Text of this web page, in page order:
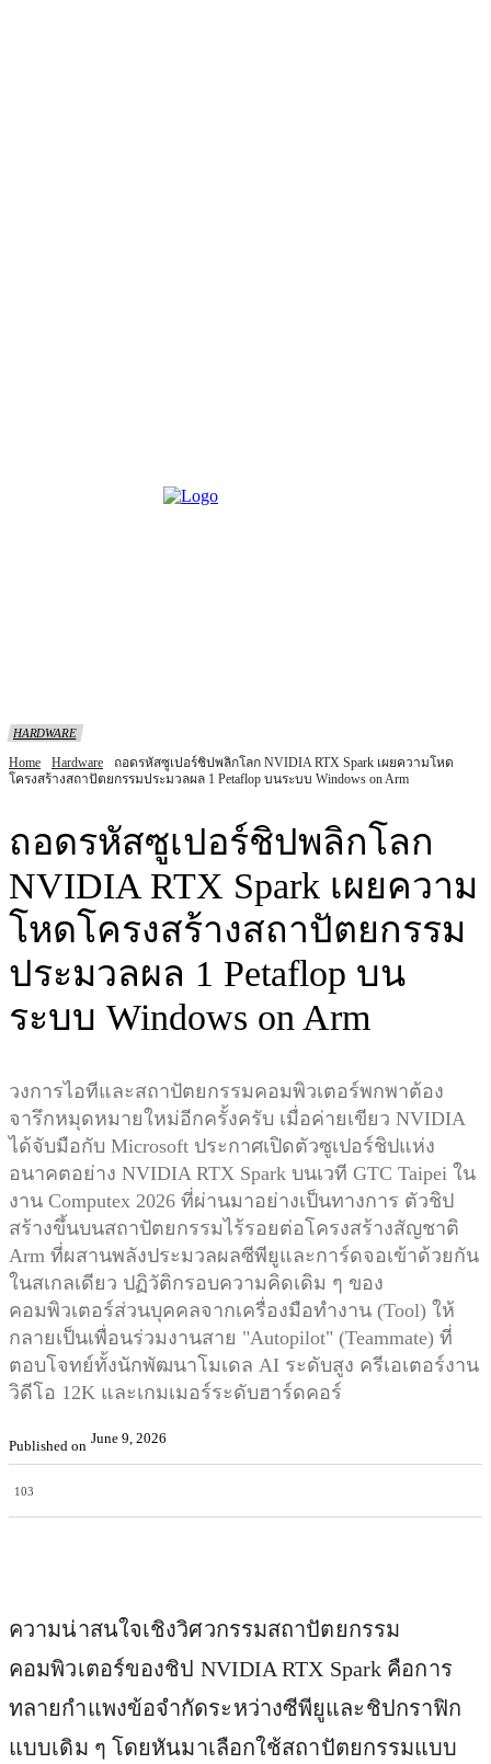
HARDWARE
Home Hardware
ถอดรหัสซูเปอร์ชิปพลิกโลก NVIDIA RTX Spark เผยความโหด
โครงสร้างสถาปัตยกรรมประมวลผล 1 Petaflop บนระบบ Windows on Arm
ถอดรหัสซูเปอร์ชิปพลิกโลก
NVIDIA RTX Spark เผยความ
โหดโครงสร้างสถาปัตยกรรม
ประมวลผล 1 Petaflop บน
ระบบ Windows on Arm
วงการไอทีและสถาปัตยกรรมคอมพิวเตอร์พกพาต้อง
จารึกหมุดหมายใหม่อีกครั้งครับ เมื่อค่ายเขียว NVIDIA
ได้จับมือกับ Microsoft ประกาศเปิดตัวซูเปอร์ชิปแห่ง
อนาคตอย่าง NVIDIA RTX Spark บนเวที GTC Taipei ใน
งาน Computex 2026 ที่ผ่านมาอย่างเป็นทางการ ตัวชิป
สร้างขึ้นบนสถาปัตยกรรมไร้รอยต่อโครงสร้างสัญชาติ
Arm ที่ผสานพลังประมวลผลซีพียูและการ์ดจอเข้าด้วยกัน
ในสเกลเดียว ปฏิวัติกรอบความคิดเดิม ๆ ของ
คอมพิวเตอร์ส่วนบุคคลจากเครื่องมือทำงาน (Tool) ให้
กลายเป็นเพื่อนร่วมงานสาย "Autopilot" (Teammate) ที่
ตอบโจทย์ทั้งนักพัฒนาโมเดล AI ระดับสูง ครีเอเตอร์งาน
วิดีโอ 12K และเกมเมอร์ระดับฮาร์ดคอร์
Published on June 9, 2026
103
ความน่าสนใจเชิงวิศวกรรมสถาปัตยกรรม
คอมพิวเตอร์ของชิป NVIDIA RTX Spark คือการ
ทลายกำแพงข้อจำกัดระหว่างซีพียูและชิปกราฟิก
แบบเดิม ๆ โดยหันมาเลือกใช้สถาปัตยกรรมแบบ